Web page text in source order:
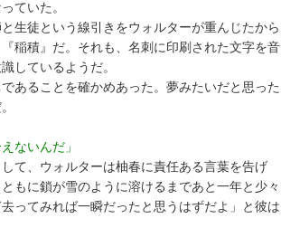
ていた。
生徒という線引きをウォルターが重んじたから
稲積』だ。それも、名刺に印刷された文字を音
しているようだ。
あることを確かめあった。夢みたいだと思った
ないんだ」
て、ウォルターは柚春に責任ある言葉を告げ
もに鎖が雪のように溶けるまであと一年と少々
ってみれば一瞬だったと思うはずだよ」と彼は